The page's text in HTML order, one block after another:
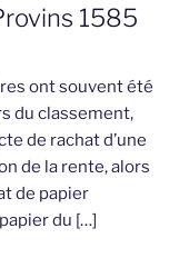
1585
ont souvent été
du classement,
de rachat d’une
de la rente, alors
de papier
du […]